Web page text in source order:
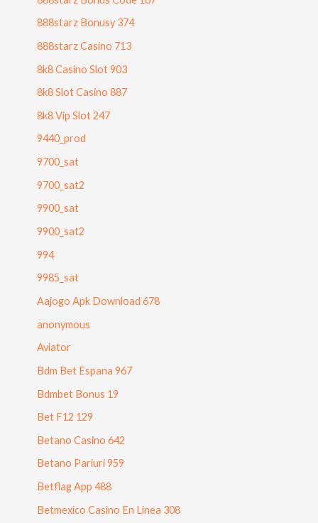
888starz Bonusy 374
888starz Casino 713
8k8 Casino Slot 903
8k8 Slot Casino 887
8k8 Vip Slot 247
9440_prod
9700_sat
9700_sat2
9900_sat
9900_sat2
994
9985_sat
Aajogo Apk Download 678
anonymous
Aviator
Bdm Bet Espana 967
Bdmbet Bonus 19
Bet F12 129
Betano Casino 642
Betano Pariuri 959
Betflag App 488
Betmexico Casino En Linea 308